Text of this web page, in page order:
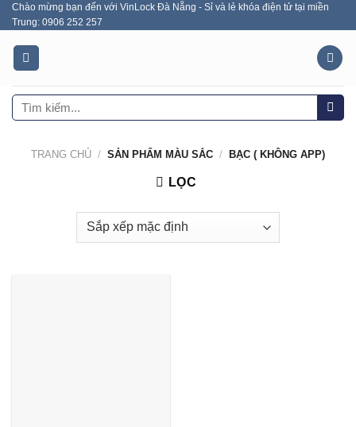
Skip
to
content
Chào mừng bạn đến với VinLock Đà Nẵng - Sỉ và lẻ khóa điện tử tại miền
Trung: 0906 252 257
Tìm
kiếm:
TRANG CHỦ / SẢN PHẨM MÀU SẮC / BẠC ( KHÔNG APP)
LỌC